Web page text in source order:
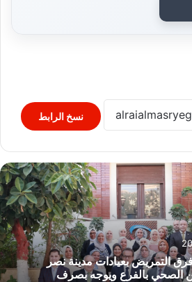
نسخ الرابط
التمريض بعيادات مدينة نصر
الصحي بالفرع ويوجه بصرف